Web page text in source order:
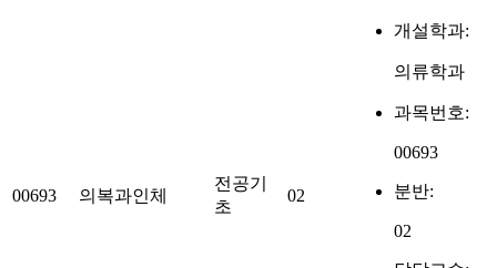
00693 의복과인체
전공기
초
02
개설학과:
의류학과
과목번호:
00693
분반:
02